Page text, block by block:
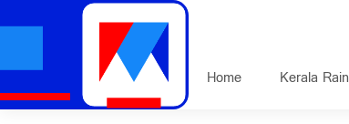
Home Kerala Rain